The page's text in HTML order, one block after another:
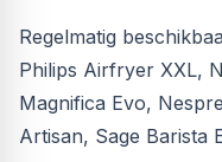
Regelmatig
Philips Airfryer XXL,
Magnifica Evo,
Artisan, Sage Barista